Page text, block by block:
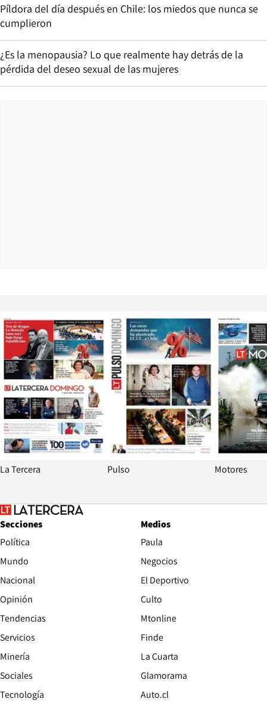
Píldora del día después en Chile: los miedos que nunca se
cumplieron
¿Es la menopausia? Lo que realmente hay detrás de la
pérdida del deseo sexual de las mujeres
Opens in new window
La Tercera
Opens in
Pulso Motores
Secciones
Política
Mundo
Nacional
Opinión
Tendencias
Servicios
Minería
Sociales
Tecnología
Medios
Paula
Negocios
El Deportivo
Culto
Mtonline
Finde
La Cuarta
Glamorama
Auto.cl